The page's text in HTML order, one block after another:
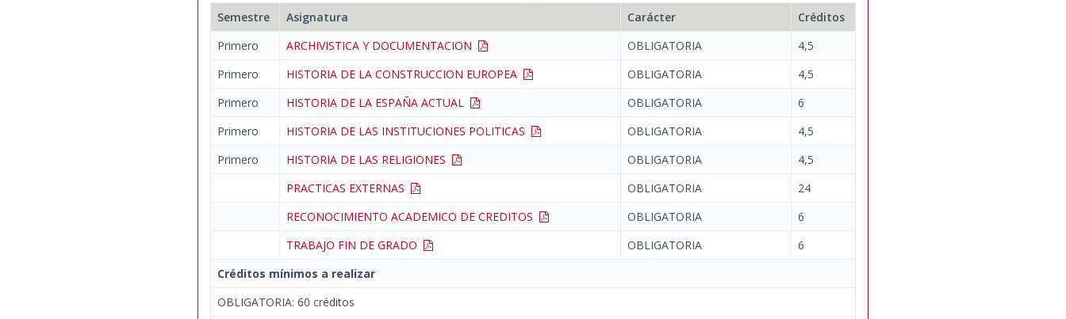
Semestre Asignatura Carácter
Créditos
Primero
ARCHIVISTICA Y DOCUMENTACION OBLIGATORIA
4,5
Primero
HISTORIA DE LA CONSTRUCCION EUROPEA OBLIGATORIA
4,5
Primero
HISTORIA DE LA ESPAÑA ACTUAL OBLIGATORIA
6
Primero
HISTORIA DE LAS INSTITUCIONES POLITICAS OBLIGATORIA
4,5
Primero
HISTORIA DE LAS RELIGIONES OBLIGATORIA
4,5
PRACTICAS EXTERNAS
OBLIGATORIA
24
RECONOCIMIENTO ACADEMICO DE CREDITOS
OBLIGATORIA
6
TRABAJO FIN DE GRADO
OBLIGATORIA
6
Créditos mínimos a realizar
OBLIGATORIA: 60 créditos